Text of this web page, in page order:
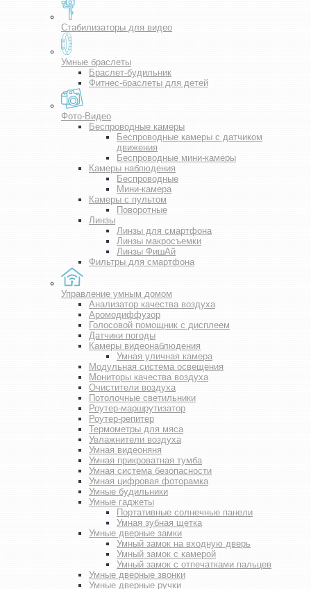
Стабилизаторы для видео
Умные браслеты
Браслет-будильник
Фитнес-браслеты для детей
Фото-Видео
Беспроводные камеры
Беспроводные камеры с датчиком
движения
Беспроводные мини-камеры
Камеры наблюдения
Беспроводные
Мини-камера
Камеры с пультом
Поворотные
Линзы
Линзы для смартфона
Линзы макросъемки
Линзы ФишАй
Фильтры для смартфона
Управление умным домом
Анализатор качества воздуха
Аромодиффузор
Голосовой помощник с дисплеем
Датчики погоды
Камеры видеонаблюдения
Умная уличная камера
Модульная система освещения
Мониторы качества воздуха
Очистители воздуха
Потолочные светильники
Роутер-маршрутизатор
Роутер-репитер
Термометры для мяса
Увлажнители воздуха
Умная видеоняня
Умная прикроватная тумба
Умная система безопасности
Умная цифровая фоторамка
Умные будильники
Умные гаджеты
Портативные солнечные панели
Умная зубная щетка
Умные дверные замки
Умный замок на входную дверь
Умный замок с камерой
Умный замок с отпечатками пальцев
Умные дверные звонки
Умные дверные ручки